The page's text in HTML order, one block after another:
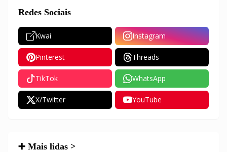
Redes Sociais
Kwai Instagram
Pinterest Threads
TikTok WhatsApp
X/Twitter YouTube
➕ Mais lidas >